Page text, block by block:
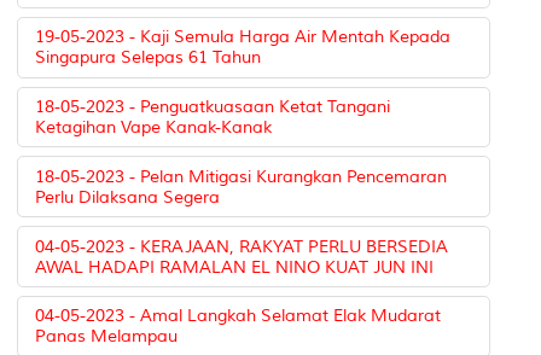
19-05-2023 - Kaji Semula Harga Air Mentah Kepada
Singapura Selepas 61 Tahun
18-05-2023 - Penguatkuasaan Ketat Tangani
Ketagihan Vape Kanak-Kanak
18-05-2023 - Pelan Mitigasi Kurangkan Pencemaran
Perlu Dilaksana Segera
04-05-2023 - KERAJAAN, RAKYAT PERLU BERSEDIA
AWAL HADAPI RAMALAN EL NINO KUAT JUN INI
04-05-2023 - Amal Langkah Selamat Elak Mudarat
Panas Melampau